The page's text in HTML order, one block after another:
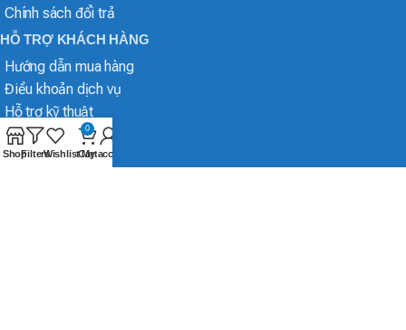
Chính sách đổi trả
HỖ TRỢ KHÁCH HÀNG
Hướng dẫn mua hàng
Điều khoản dịch vụ
Hỗ trợ kỹ thuật
ShopFiltersWishlist
0
Cart
My account